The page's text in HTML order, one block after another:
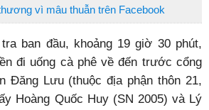
vì mâu thuẫn trên Facebook
ban đầu, khoảng 19 giờ 30 phút,
đi uống cà phê về đến trước cổng
Đăng Lưu (thuộc địa phận thôn 21,
Hoàng Quốc Huy (SN 2005) và Lý